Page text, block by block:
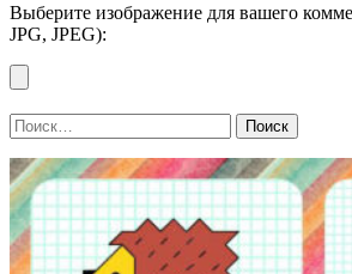
Выберите изображение для вашего
JPG, JPEG):
Найти: